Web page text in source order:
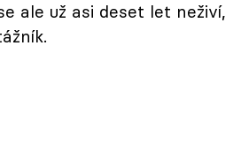
ale už asi deset let neživí,